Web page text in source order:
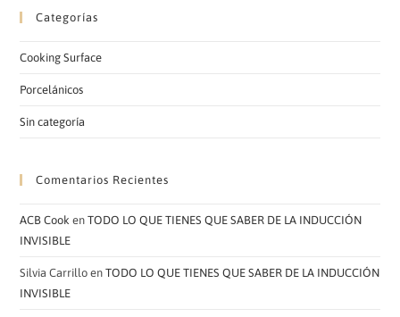
Categorías
Cooking Surface
Porcelánicos
Sin categoría
Comentarios Recientes
ACB Cook enTODO LO QUE TIENES QUE SABER DE LA INDUCCIÓN
INVISIBLE
Silvia Carrillo enTODO LO QUE TIENES QUE SABER DE LA INDUCCIÓN
INVISIBLE